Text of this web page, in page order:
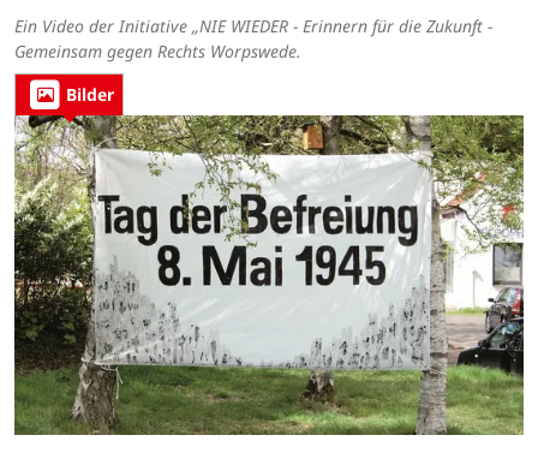
Ein Video der Initiative „NIE WIEDER - Erinnern für die Zukunft -
Gemeinsam gegen Rechts Worpswede.
Bilder